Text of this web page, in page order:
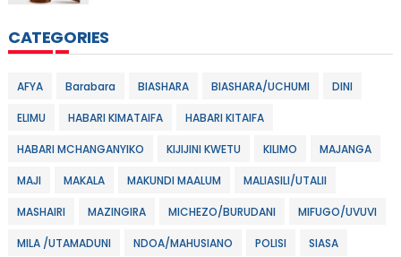
CATEGORIES
AFYA Barabara BIASHARA BIASHARA/UCHUMI DINI
ELIMU HABARI KIMATAIFA HABARI KITAIFA
HABARI MCHANGANYIKO KIJIJINI KWETU KILIMO MAJANGA
MAJI MAKALA MAKUNDI MAALUM MALIASILI/UTALII
MASHAIRI MAZINGIRA MICHEZO/BURUDANI MIFUGO/UVUVI
MILA /UTAMADUNI NDOA/MAHUSIANO POLISI SIASA